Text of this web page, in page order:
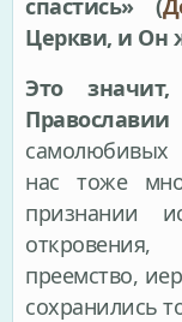
Церкви, и Он
Это
самолюбивых
нас тоже
признании
преемство,
сохранились